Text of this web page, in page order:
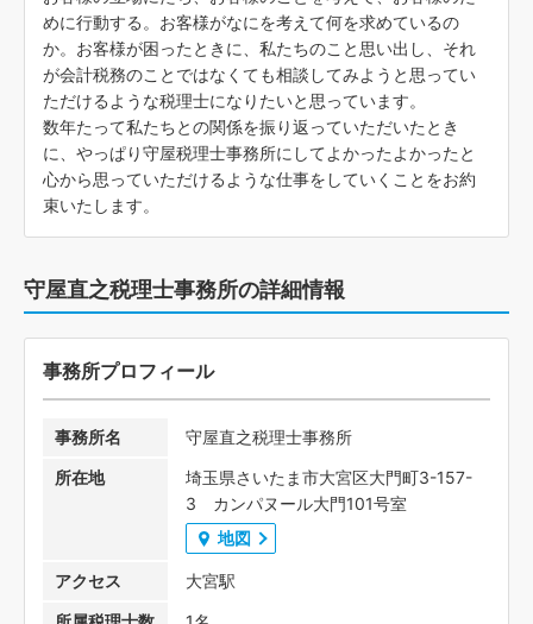
めに行動する。お客様がなにを考えて何を求めているの
か。お客様が困ったときに、私たちのこと思い出し、それ
が会計税務のことではなくても相談してみようと思ってい
ただけるような税理士になりたいと思っています。
数年たって私たちとの関係を振り返っていただいたとき
に、やっぱり守屋税理士事務所にしてよかったよかったと
心から思っていただけるような仕事をしていくことをお約
束いたします。
守屋直之税理士事務所の詳細情報
事務所プロフィール
事務所名
守屋直之税理士事務所
所在地
埼玉県さいたま市大宮区大門町3-157-
3 カンパヌール大門101号室
地図
アクセス
大宮駅